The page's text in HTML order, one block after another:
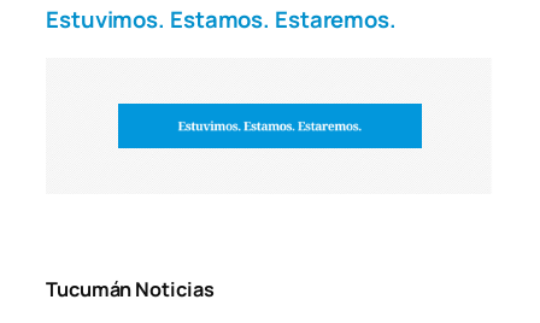
Estuvimos. Estamos. Estaremos.
Tucumán Noticias